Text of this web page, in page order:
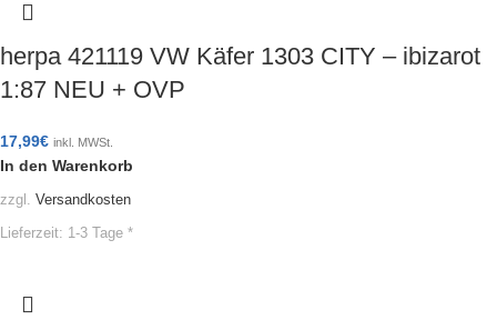
herpa 421119 VW Käfer 1303 CITY – ibizarot
1:87 NEU + OVP
17,99€ inkl. MWSt.
In den Warenkorb
zzgl. Versandkosten
Lieferzeit: 1-3 Tage *